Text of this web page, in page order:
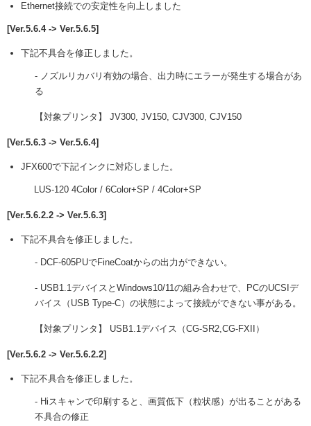
Ethernet接続での安定性を向上しました
[Ver.5.6.4 -> Ver.5.6.5]
下記不具合を修正しました。
- ノズルリカバリ有効の場合、出力時にエラーが発生する場合があ
る
【対象プリンタ】 JV300, JV150, CJV300, CJV150
[Ver.5.6.3 -> Ver.5.6.4]
JFX600で下記インクに対応しました。
LUS-120 4Color / 6Color+SP / 4Color+SP
[Ver.5.6.2.2 -> Ver.5.6.3]
下記不具合を修正しました。
- DCF-605PUでFineCoatからの出力ができない。
- USB1.1デバイスとWindows10/11の組み合わせで、PCのUCSIデ
バイス（USB Type-C）の状態によって接続ができない事がある。
【対象プリンタ】 USB1.1デバイス（CG-SR2,CG-FXII）
[Ver.5.6.2 -> Ver.5.6.2.2]
下記不具合を修正しました。
- Hiスキャンで印刷すると、画質低下（粒状感）が出ることがある
不具合の修正